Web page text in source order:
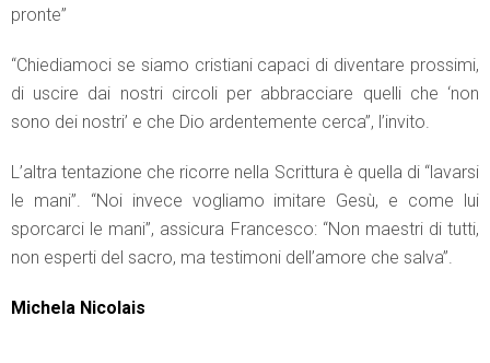
pronte”
“Chiediamoci se siamo cristiani capaci di diventare prossimi,
di uscire dai nostri circoli per abbracciare quelli che ‘non
sono dei nostri’ e che Dio ardentemente cerca”, l’invito.
L’altra tentazione che ricorre nella Scrittura è quella di “lavarsi
le mani”. “Noi invece vogliamo imitare Gesù, e come lui
sporcarci le mani”, assicura Francesco: “Non maestri di tutti,
non esperti del sacro, ma testimoni dell’amore che salva”.
Michela Nicolais